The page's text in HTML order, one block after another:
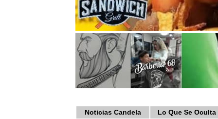
Noticias Candela Lo Que Se Oculta